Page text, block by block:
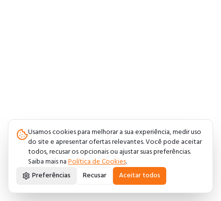
Usamos cookies para melhorar a sua experiência, medir uso
do site e apresentar ofertas relevantes. Você pode aceitar
todos, recusar os opcionais ou ajustar suas preferências.
Saiba mais naPolítica de Cookies.
Preferências
Recusar Aceitar todos